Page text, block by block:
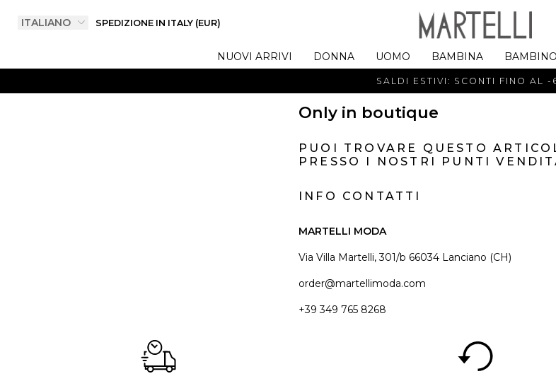
SPEDIZIONE IN ITALY (EUR)
NUOVI ARRIVI DONNA UOMO BAMBINA BAMBINO
SALDI ESTIVI: SCONTI FINO AL -
Only in boutique
PUOI TROVARE QUESTO
PRESSO I NOSTRI PUNTI
INFO CONTATTI
MARTELLI MODA
Via Villa Martelli, 301/b 66034 Lanciano (CH)
order@martellimoda.com
+39 349 765 8268